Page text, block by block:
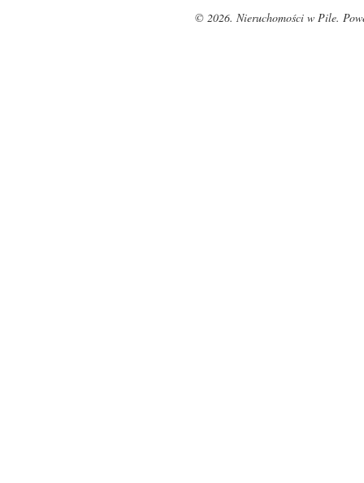
© 2026. Nieruchomości w Pile.